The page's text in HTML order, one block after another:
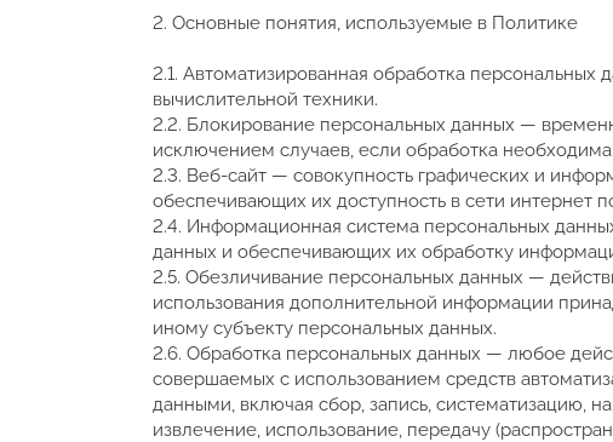
2. Основные понятия, используемые в Политике
2.1. Автоматизированная обработка
вычислительной техники.
2.2. Блокирование персональных данных —
исключением случаев, если обработка
2.3. Веб-сайт — совокупность графических и
обеспечивающих их доступность в сети интернет
2.4. Информационная система персональных
данных и обеспечивающих их обработку
2.5. Обезличивание персональных данных —
использования дополнительной информации
иному субъекту персональных данных.
2.6. Обработка персональных данных — любое
совершаемых с использованием средств
данными, включая сбор, запись, систематизацию,
извлечение, использование, передачу